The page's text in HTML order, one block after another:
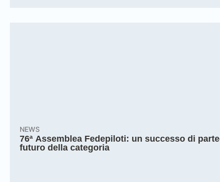
NEWS
76ª Assemblea Fedepiloti: un successo di
futuro della categoria